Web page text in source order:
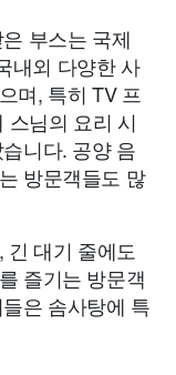
부스는 국제
내외 다양한 사
며, 특히 TV 프
스님의 요리 시
니다. 공양 음
방문객들도 많
대기 줄에도
즐기는 방문객
은 솜사탕에 특